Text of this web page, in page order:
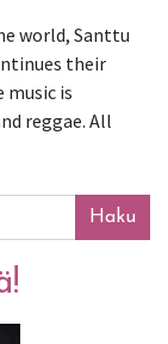
world, Santtu
their
music is
reggae. All